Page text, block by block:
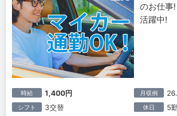
のお仕
活躍中!
時給 1,400円 月収例
シフト 3交替 休日 5